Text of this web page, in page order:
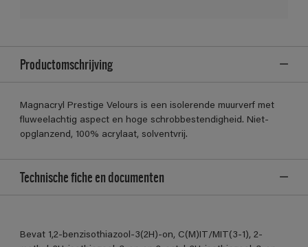
Productomschrijving
Magnacryl Prestige Velours is een isolerende muurverf met
fluweelachtig aspect en hoge schrobbestendigheid. Niet-
opglanzend, 100% acrylaat, solventvrij.
Technische fiche en documenten
Bevat 1,2-benzisothiazool-3(2H)-on, C(M)IT/MIT(3-1), 2-